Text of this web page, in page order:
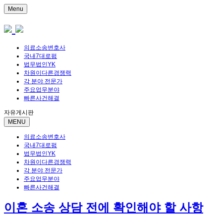
Menu
의료소송변호사
국내7대로펌
법무법인YK
차원이다른경쟁력
각 분야 전문가
주요업무분야
빠른사건해결
자유게시판
MENU
의료소송변호사
국내7대로펌
법무법인YK
차원이다른경쟁력
각 분야 전문가
주요업무분야
빠른사건해결
이혼 소송 상담 전에 확인해야 할 사항